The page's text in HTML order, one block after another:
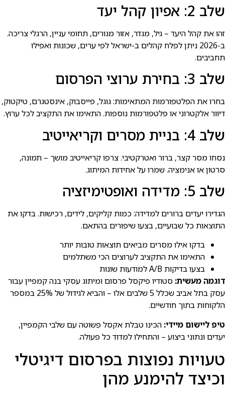
שלב 2: אפיון קהל יעד
זהו את קהל היעד – גיל, מגדר, אזור מגורים, תחומי עניין, הרגלי צריכה.
ב-2026 ניתן לפלח קהלים ב-ישראל לפי ערים, שכונות ואפילו
תחביבים.
שלב 3: בחירת ערוצי הפרסום
בחרו את הפלטפורמות המתאימות: גוגל, פייסבוק, אינסטגרם, טיקטוק,
דיוור אלקטרוני או פלטפורמות נוספות. התאימו את התקציב לכל ערוץ.
שלב 4: בניית מסרים וקריאייטיב
נסחו מסר קצר, ברור ואטרקטיבי. צרפו קריאייטיב מושך – תמונה,
סרטון או אנימציה. שמרו על אחידות המיתוג.
שלב 5: מדידה ואופטימיזציה
הגדירו יעדים ברורים למדידה: כמות קליקים, לידים, רכישות. בדקו את
התוצאות כל שבועיים, בצעו שיפורים בהתאם.
בדקו אילו מסרים מביאים תוצאות טובות יותר
התאימו את התקציב לערוצים הכי משתלמים
בצעו בדיקות A/B למודעות שונות
דוגמה מעשית: סטודיו פיקסל פרסום ומיתוג עסקי בנה קמפיין עבור
עסק בתל אביב שכלל 5 שלבים אלו – והביא לגידול של 25% במספר
הלקוחות בתוך חודשיים.
טיפ ליישום מיידי: הכינו טבלת אקסל פשוטה עם שלבי הקמפיין,
יעדים ונתוני ביצוע – והתחילו למדוד כל פעולה.
טעויות נפוצות בפרסום דיגיטלי
וכיצד להימנע מהן